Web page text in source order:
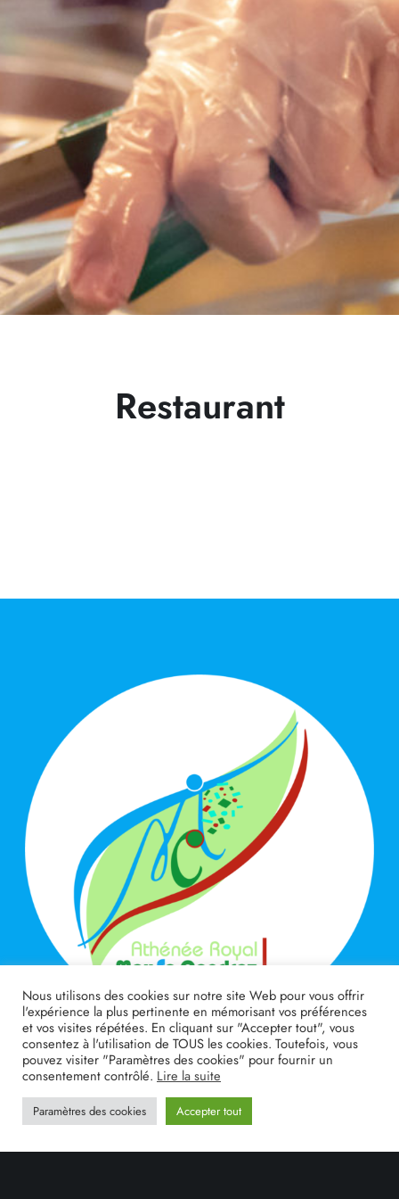
Restaurant
Adresse
Rue Adeline Henin 4, 5300 Andenne
Nous utilisons des cookies sur notre site Web pour vous offrir
l'expérience la plus pertinente en mémorisant vos préférences
et vos visites répétées. En cliquant sur "Accepter tout", vous
consentez à l'utilisation de TOUS les cookies. Toutefois, vous
pouvez visiter "Paramètres des cookies" pour fournir un
consentement contrôlé. Lire la suite
Paramètres des cookies Accepter tout